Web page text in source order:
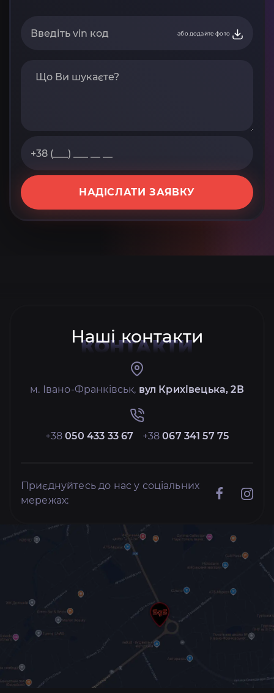
або додайте фото
НАДІСЛАТИ ЗАЯВКУ
Наші контакти
КОНТАКТИ
м. Івано-Франківськ, вул Крихівецька, 2В
+38050 433 33 67 +38067 341 57 75
Приєднуйтесь до нас у соціальних
мережах: